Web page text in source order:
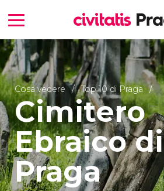
Cosa vedere Top 10 di Praga
Cimitero
Ebraico di
Praga